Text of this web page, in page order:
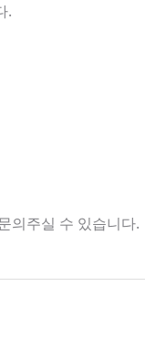
.
의주실 수 있습니다.